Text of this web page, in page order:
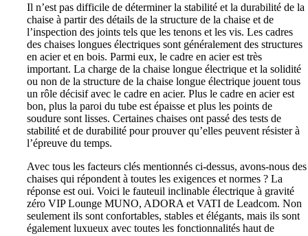
Il n’est pas difficile de déterminer la stabilité et la durabilité de la
chaise à partir des détails de la structure de la chaise et de
l’inspection des joints tels que les tenons et les vis. Les cadres
des chaises longues électriques sont généralement des structures
en acier et en bois. Parmi eux, le cadre en acier est très
important. La charge de la chaise longue électrique et la solidité
ou non de la structure de la chaise longue électrique jouent tous
un rôle décisif avec le cadre en acier. Plus le cadre en acier est
bon, plus la paroi du tube est épaisse et plus les points de
soudure sont lisses. Certaines chaises ont passé des tests de
stabilité et de durabilité pour prouver qu’elles peuvent résister à
l’épreuve du temps.
Avec tous les facteurs clés mentionnés ci-dessus, avons-nous des
chaises qui répondent à toutes les exigences et normes ? La
réponse est oui. Voici le fauteuil inclinable électrique à gravité
zéro VIP Lounge MUNO, ADORA et VATI de Leadcom. Non
seulement ils sont confortables, stables et élégants, mais ils sont
également luxueux avec toutes les fonctionnalités haut de